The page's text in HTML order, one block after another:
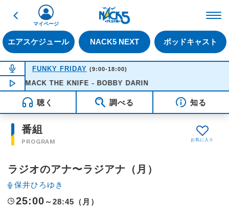
戻る
エアスケジュール NACK5 NEXT ポッドキャスト
マイページ
NOW ON AIR
FUNKY FRIDAY (9:00-18:00)
NOW PLAYING 16:51
MACK THE KNIFE - BOBBY DARIN
聴く 調べる 知る
番組
PROGRAM
ラジオのアナ〜ラジアナ（月）
保井ひろゆき
25:00 ～28:45（月）